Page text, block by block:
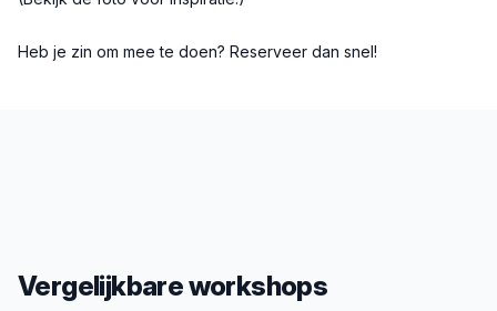
Heb je zin om mee te doen? Reserveer dan snel!
Vergelijkbare workshops